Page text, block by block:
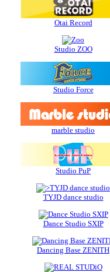
Otai Record
Studio ZOO
Studio Force
marble studio
Studio PuP
TYJD dance studio
Dance Studio SXIP
Dancing Base ZENITH